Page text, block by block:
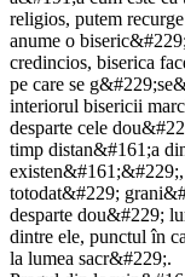
religios, putem
anume o
credincios, biserica
pe care se
interiorul bisericii
desparte cele
timp distan&#161;a
totodat&#229;
desparte dou&#229;
dintre ele, punctul în
la lumea sacr&#229;.